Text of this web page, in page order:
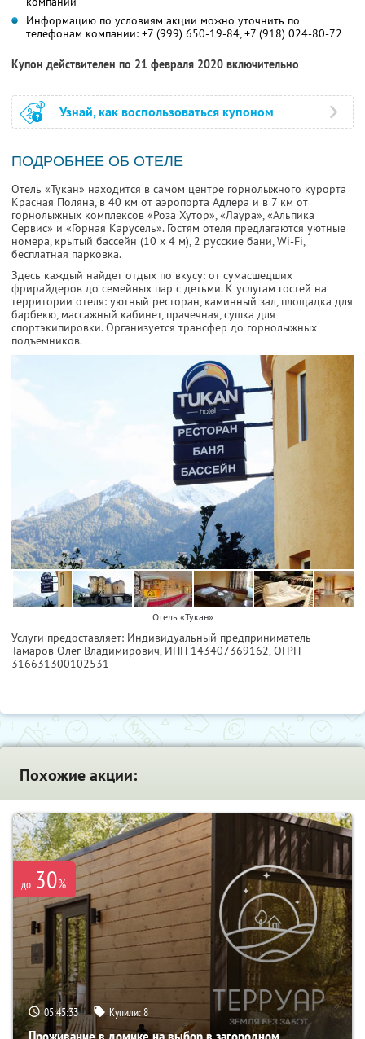
Информацию по условиям акции можно уточнить по
телефонам компании: +7 (999) 650-19-84, +7 (918) 024-80-72
Купон действителен по 21 февраля 2020 включительно
Узнай, как воспользоваться купоном
ПОДРОБНЕЕ ОБ ОТЕЛЕ
Отель «Тукан» находится в самом центре горнолыжного курорта
Красная Поляна, в 40 км от аэропорта Адлера и в 7 км от
горнолыжных комплексов «Роза Хутор», «Лаура», «Альпика
Сервис» и «Горная Карусель». Гостям отеля предлагаются уютные
номера, крытый бассейн (10 х 4 м), 2 русские бани, Wi-Fi,
бесплатная парковка.
Здесь каждый найдет отдых по вкусу: от сумасшедших
фрирайдеров до семейных пар с детьми. К услугам гостей на
территории отеля: уютный ресторан, каминный зал, площадка для
барбекю, массажный кабинет, прачечная, сушка для
спортэкипировки. Организуется трансфер до горнолыжных
подъемников.
Отель «Тукан»
Услуги предоставляет: Индивидуальный предприниматель
Тамаров Олег Владимирович, ИНН 143407369162, ОГРН
316631300102531
Похожие акции:
до 30%
05:45:31 Купили:8